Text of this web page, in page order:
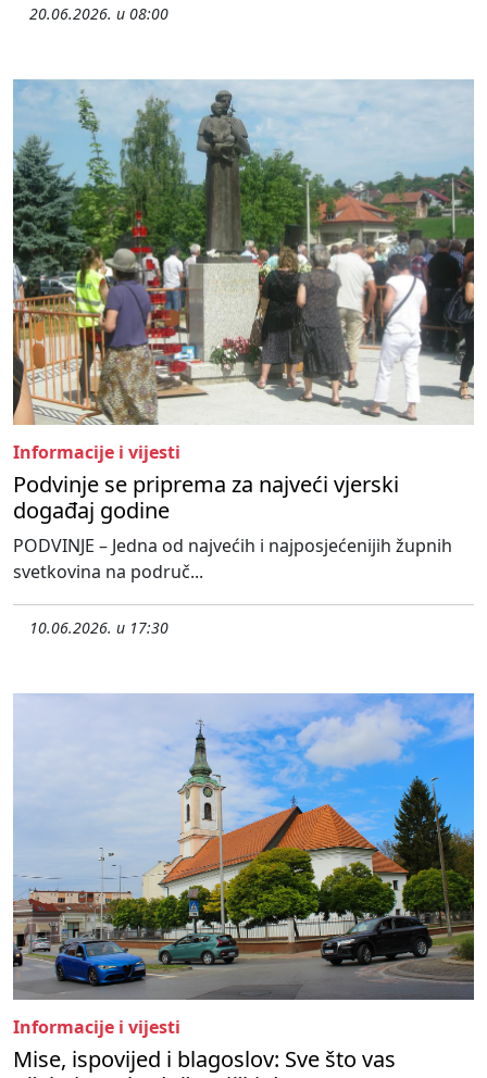
20.06.2026. u 08:00
Informacije i vijesti
Podvinje se priprema za najveći vjerski
događaj godine
PODVINJE – Jedna od najvećih i najposjećenijih župnih
svetkovina na područ...
10.06.2026. u 17:30
Informacije i vijesti
Mise, ispovijed i blagoslov: Sve što vas